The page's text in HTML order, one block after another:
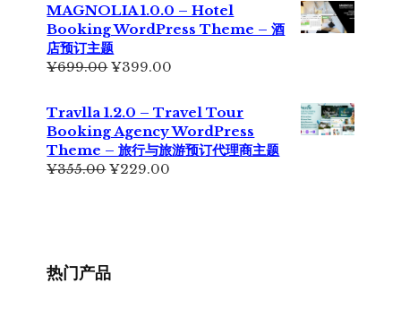
¥699.00。
格
为：
MAGNOLIA 1.0.0 – Hotel
Booking WordPress Theme – 酒
店预订主题
¥699.00原
¥699.00。
¥399.00
格
为：
¥399.00。
Travlla 1.2.0 – Travel Tour
Booking Agency WordPress
Theme – 旅行与旅游预订代理商主题
¥355.00原
¥229.00
热门产品